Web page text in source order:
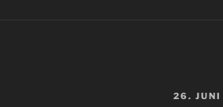
26.